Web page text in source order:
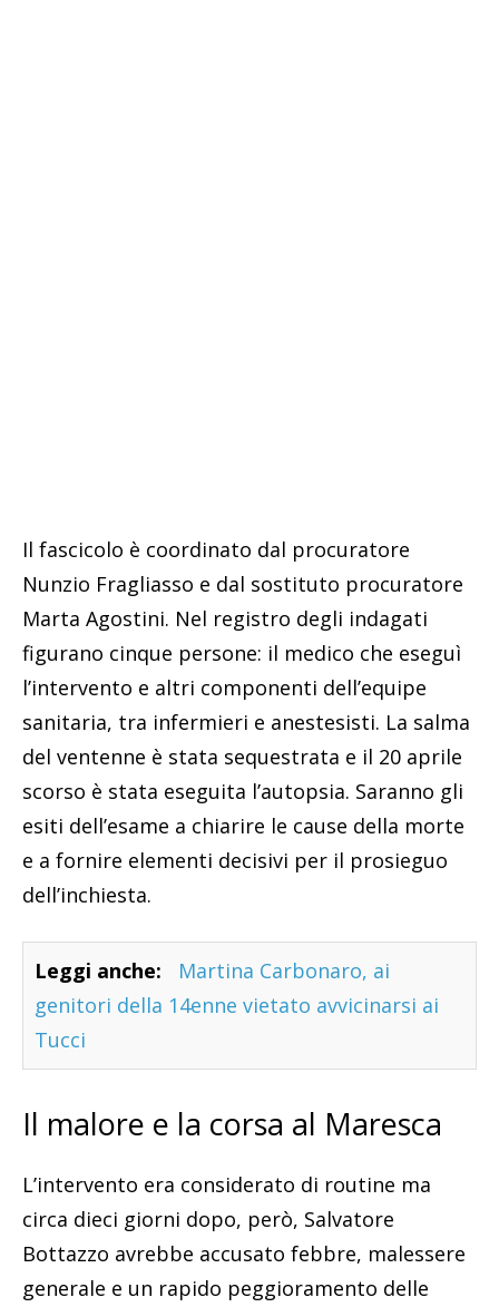
Il fascicolo è coordinato dal procuratore
Nunzio Fragliasso e dal sostituto procuratore
Marta Agostini. Nel registro degli indagati
figurano cinque persone: il medico che eseguì
l’intervento e altri componenti dell’equipe
sanitaria, tra infermieri e anestesisti. La salma
del ventenne è stata sequestrata e il 20 aprile
scorso è stata eseguita l’autopsia. Saranno gli
esiti dell’esame a chiarire le cause della morte
e a fornire elementi decisivi per il prosieguo
dell’inchiesta.
Leggi anche:
Martina Carbonaro, ai
genitori della 14enne vietato avvicinarsi ai
Tucci
Il malore e la corsa al Maresca
L’intervento era considerato di routine ma
circa dieci giorni dopo, però, Salvatore
Bottazzo avrebbe accusato febbre, malessere
generale e un rapido peggioramento delle